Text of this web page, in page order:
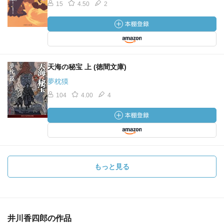
15 4.50 2
天海の秘宝 上 (徳間文庫)
夢枕獏
104 4.00 4
もっと見る
井川香四郎の作品